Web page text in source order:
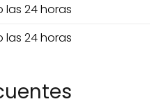
las 24 horas
las 24 horas